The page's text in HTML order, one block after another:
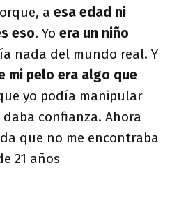
a esa edad ni
eso. Yo era un niño
nada del mundo real. Y
mi pelo era algo que
yo podía manipular
daba confianza. Ahora
que no me encontraba
21 años